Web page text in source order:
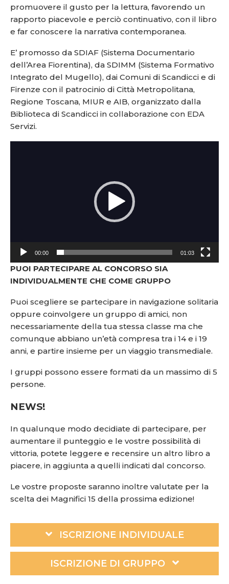
promuovere il gusto per la lettura, favorendo un
rapporto piacevole e perciò continuativo, con il libro
e far conoscere la narrativa contemporanea.
E’ promosso da SDIAF (Sistema Documentario
dell’Area Fiorentina), da SDIMM (Sistema Formativo
Integrato del Mugello), dai Comuni di Scandicci e di
Firenze con il patrocinio di Città Metropolitana,
Regione Toscana, MIUR e AIB, organizzato dalla
Biblioteca di Scandicci in collaborazione con EDA
Servizi.
00:00 01:03
PUOI PARTECIPARE AL CONCORSO SIA
INDIVIDUALMENTE CHE COME GRUPPO
Puoi scegliere se partecipare in navigazione solitaria
oppure coinvolgere un gruppo di amici, non
necessariamente della tua stessa classe ma che
comunque abbiano un’età compresa tra i 14 e i 19
anni, e partire insieme per un viaggio transmediale.
I gruppi possono essere formati da un massimo di 5
persone.
NEWS!
In qualunque modo decidiate di partecipare, per
aumentare il punteggio e le vostre possibilità di
vittoria, potete leggere e recensire un altro libro a
piacere, in aggiunta a quelli indicati dal concorso.
Le vostre proposte saranno inoltre valutate per la
scelta dei Magnifici 15 della prossima edizione!
ISCRIZIONE INDIVIDUALE
ISCRIZIONE DI GRUPPO